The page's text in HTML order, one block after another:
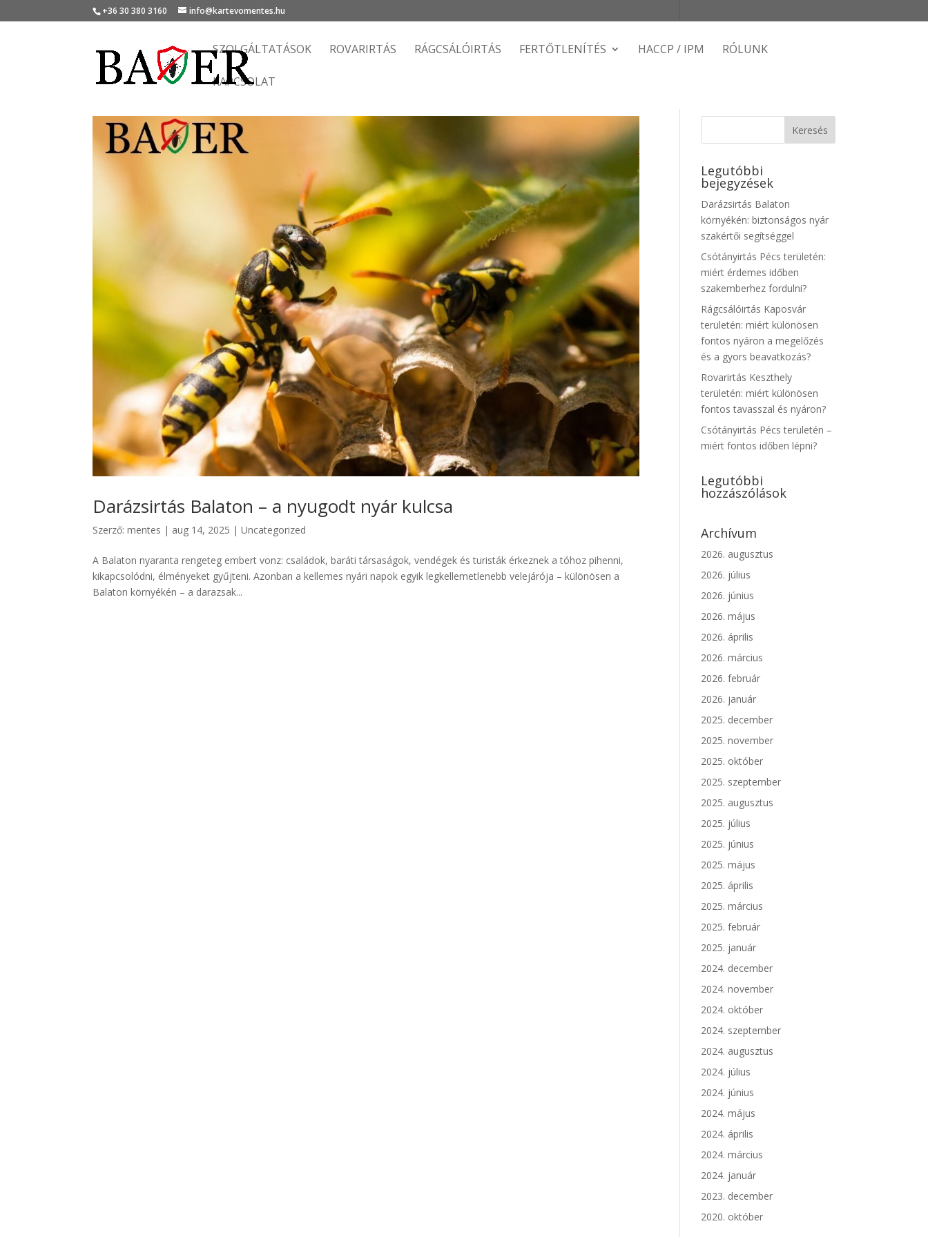
+36 30 380 3160 info@kartevomentes.hu
SZOLGÁLTATÁSOK ROVARIRTÁS RÁGCSÁLÓIRTÁS FERTŐTLENÍTÉS HACCP / IPM RÓLUNK
KAPCSOLAT
Darázsirtás Balaton – a nyugodt nyár kulcsa
Szerző:mentes | aug 14, 2025 |Uncategorized
A Balaton nyaranta rengeteg embert vonz: családok, baráti társaságok, vendégek és turisták érkeznek a tóhoz pihenni,
kikapcsolódni, élményeket gyűjteni. Azonban a kellemes nyári napok egyik legkellemetlenebb velejárója – különösen a
Balaton környékén – a darazsak...
Legutóbbi
bejegyzések
Darázsirtás Balaton
környékén: biztonságos nyár
szakértői segítséggel
Csótányirtás Pécs területén:
miért érdemes időben
szakemberhez fordulni?
Rágcsálóirtás Kaposvár
területén: miért különösen
fontos nyáron a megelőzés
és a gyors beavatkozás?
Rovarirtás Keszthely
területén: miért különösen
fontos tavasszal és nyáron?
Csótányirtás Pécs területén –
miért fontos időben lépni?
Legutóbbi
hozzászólások
Archívum
2026. augusztus
2026. július
2026. június
2026. május
2026. április
2026. március
2026. február
2026. január
2025. december
2025. november
2025. október
2025. szeptember
2025. augusztus
2025. július
2025. június
2025. május
2025. április
2025. március
2025. február
2025. január
2024. december
2024. november
2024. október
2024. szeptember
2024. augusztus
2024. július
2024. június
2024. május
2024. április
2024. március
2024. január
2023. december
2020. október